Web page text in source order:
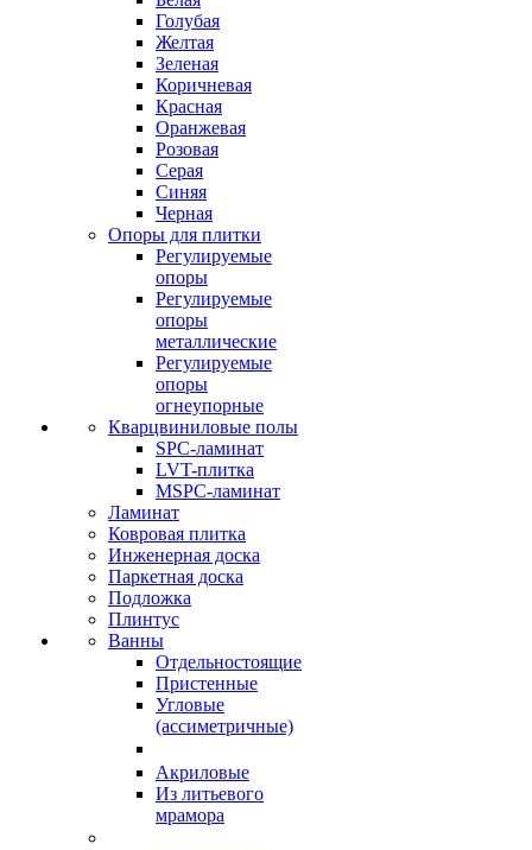
Голубая
Желтая
Зеленая
Коричневая
Красная
Оранжевая
Розовая
Серая
Синяя
Черная
Опоры для плитки
Регулируемые
опоры
Регулируемые
опоры
металлические
Регулируемые
опоры
огнеупорные
Кварцвиниловые полы
SPC-ламинат
LVT-плитка
MSPC-ламинат
Ламинат
Ковровая плитка
Инженерная доска
Паркетная доска
Подложка
Плинтус
Ванны
Отдельностоящие
Пристенные
Угловые
(ассиметричные)
Акриловые
Из литьевого
мрамора